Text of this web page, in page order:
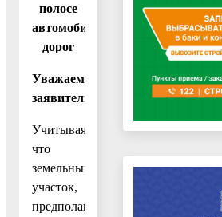
полосе
автомобильных
дорог
Уважаемый
заявитель!
Учитывая,
что
земельный
участок,
предполагаемый